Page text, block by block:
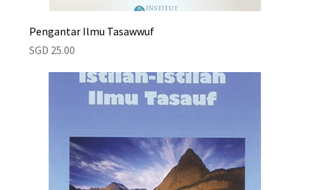
Pengantar Ilmu Tasawwuf
Price
SGD 25.00